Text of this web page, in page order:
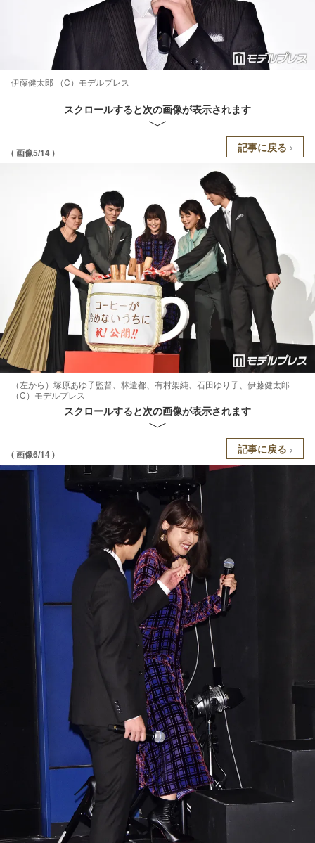
伊藤健太郎 （C）モデルプレス
スクロールすると次の画像が表示されます
( 画像5/14 ) 記事に戻る
（左から）塚原あゆ子監督、林遣都、有村架純、石田ゆり子、伊藤健太郎
（C）モデルプレス
スクロールすると次の画像が表示されます
( 画像6/14 ) 記事に戻る